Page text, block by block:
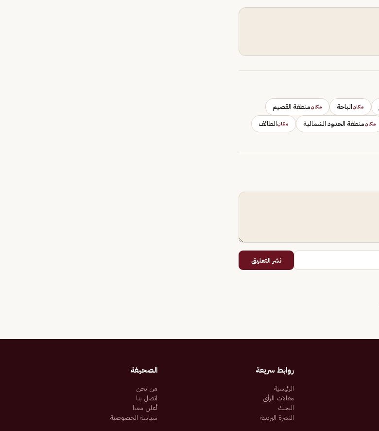
مكانالباحة مكانمنطقة القصيم
مكانمنطقة الحدود الشمالية مكانالطائف
نشر التعليق
روابط سريعة
الرئيسية
مقالات الرأي
البحث
النشرة البريدية
الصحيفة
من نحن
اتصل بنا
أعلن معنا
سياسة الخصوصية